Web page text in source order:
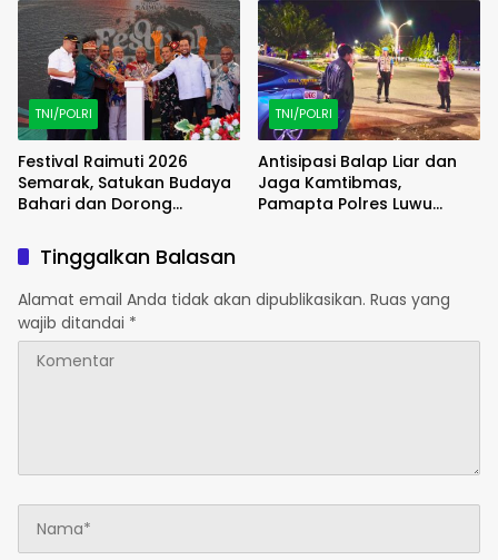
TNI/POLRI
Festival Raimuti 2026
Semarak, Satukan Budaya
Bahari dan Dorong
TNI/POLRI
Antisipasi Balap Liar dan
Jaga Kamtibmas,
Pamapta Polres Luwu
Tinggalkan Balasan
Alamat email Anda tidak akan dipublikasikan. Ruas yang
wajib ditandai *